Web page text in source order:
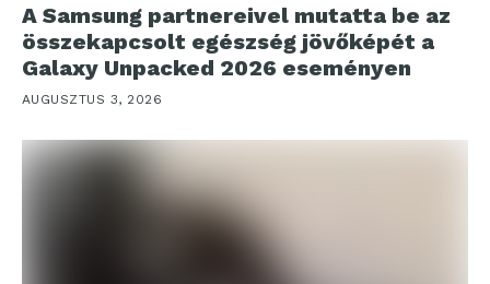
A Samsung partnereivel mutatta be az
összekapcsolt egészség jövőképét a
Galaxy Unpacked 2026 eseményen
AUGUSZTUS 3, 2026